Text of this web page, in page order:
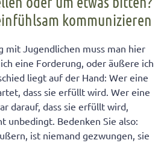
kommunizieren
mit Jugendlichen muss man hier
eine Forderung, oder äußere ich
liegt auf der Hand: Wer eine
dass sie erfüllt wird. Wer eine
darauf, dass sie erfüllt wird,
unbedingt. Bedenken Sie also:
ist niemand gezwungen, sie